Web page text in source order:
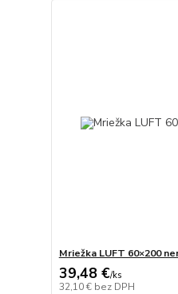
Mriežka LUFT 60×200
39,48 €/ks
32,10 € bez DPH